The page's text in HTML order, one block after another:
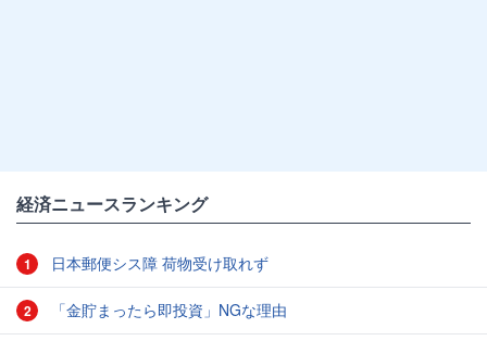
経済ニュースランキング
1 日本郵便シス障 荷物受け取れず
2 「金貯まったら即投資」NGな理由